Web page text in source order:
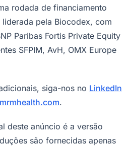
rodada de financiamento
pela Biocodex, com
Paribas Fortis Private Equity
SFPIM, AvH, OMX Europe
siga-nos no LinkedIn
.
deste anúncio é a versão
são fornecidas apenas